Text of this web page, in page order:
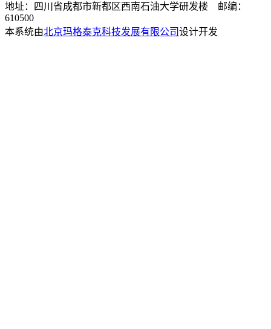
地址：四川省成都市新都区西南石油大学研发楼 邮编：
610500
本系统由北京玛格泰克科技发展有限公司设计开发